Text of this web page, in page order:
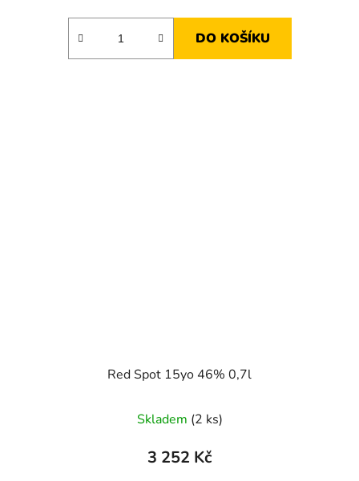
DO KOŠÍKU
Red Spot 15yo 46% 0,7l
Skladem (2 ks)
3 252 Kč